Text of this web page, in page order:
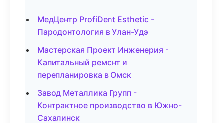
МедЦентр ProfiDent Esthetic -
Пародонтология в Улан-Удэ
Мастерская Проект Инженерия -
Капитальный ремонт и
перепланировка в Омск
Завод Металлика Групп -
Контрактное производство в Южно-
Сахалинск